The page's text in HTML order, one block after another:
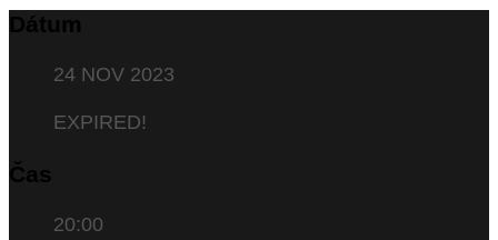
Dátum
24 NOV 2023
EXPIRED!
Čas
20:00